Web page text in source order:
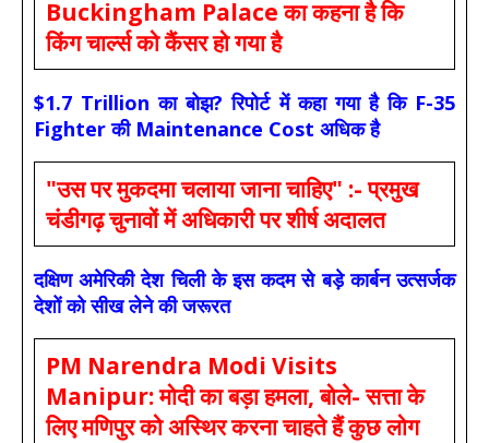
Buckingham Palace का कहना है कि
किंग चार्ल्स को कैंसर हो गया है
$1.7 Trillion का बोझ? रिपोर्ट में कहा गया है कि F-35
Fighter की Maintenance Cost अधिक है
"उस पर मुकदमा चलाया जाना चाहिए" :- प्रमुख
चंडीगढ़ चुनावों में अधिकारी पर शीर्ष अदालत
दक्षिण अमेरिकी देश चिली के इस कदम से बड़े कार्बन उत्सर्जक
देशों को सीख लेने की जरूरत
PM Narendra Modi Visits
Manipur: मोदी का बड़ा हमला, बोले- सत्ता के
लिए मणिपुर को अस्थिर करना चाहते हैं कुछ लोग